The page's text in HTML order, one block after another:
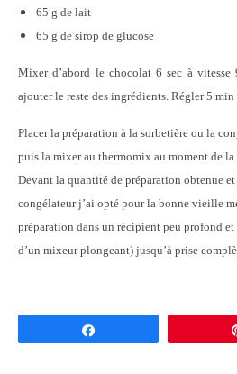
65 g de lait
65 g de sirop de glucose
Mixer d’abord le chocolat 6 sec à
ajouter le reste des ingrédients. Régler 5 min
Placer la préparation à la sorbetière ou la
puis la mixer au thermomix au moment de la
Devant la quantité de préparation obtenue
congélateur j’ai opté pour la bonne vieille
préparation dans un récipient peu profond
d’un mixeur plongeant) jusqu’à prise